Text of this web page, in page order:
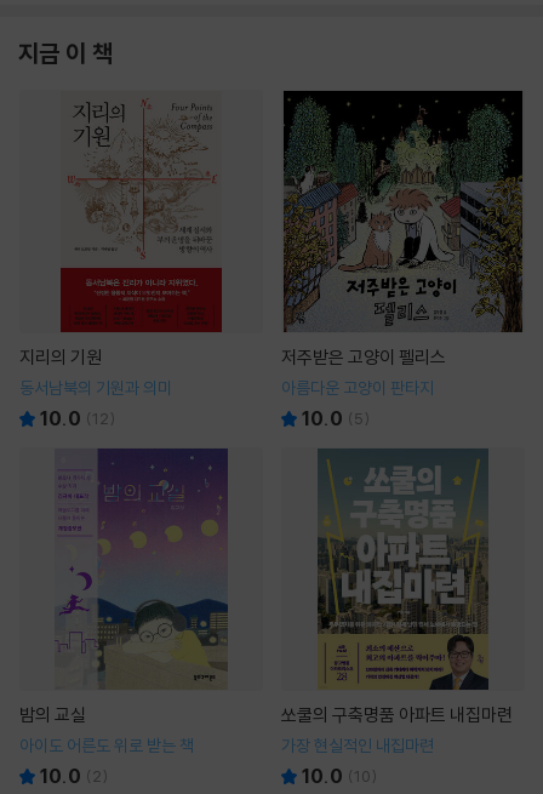
지금 이 책
지리의 기원
동서남북의 기원과 의미
10.0 (12)
저주받은 고양이 펠리스
아름다운 고양이 판타지
10.0 (5)
밤의 교실
아이도 어른도 위로 받는 책
10.0 ( 2)
쏘쿨의 구축명품 아파트 내집마련
가장 현실적인 내집마련
10.0 (10)